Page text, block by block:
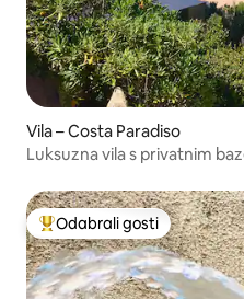
Vila – Costa Paradiso
Luksuzna vila s privatnim
Među najviše rangiranima s
Odabrali gosti